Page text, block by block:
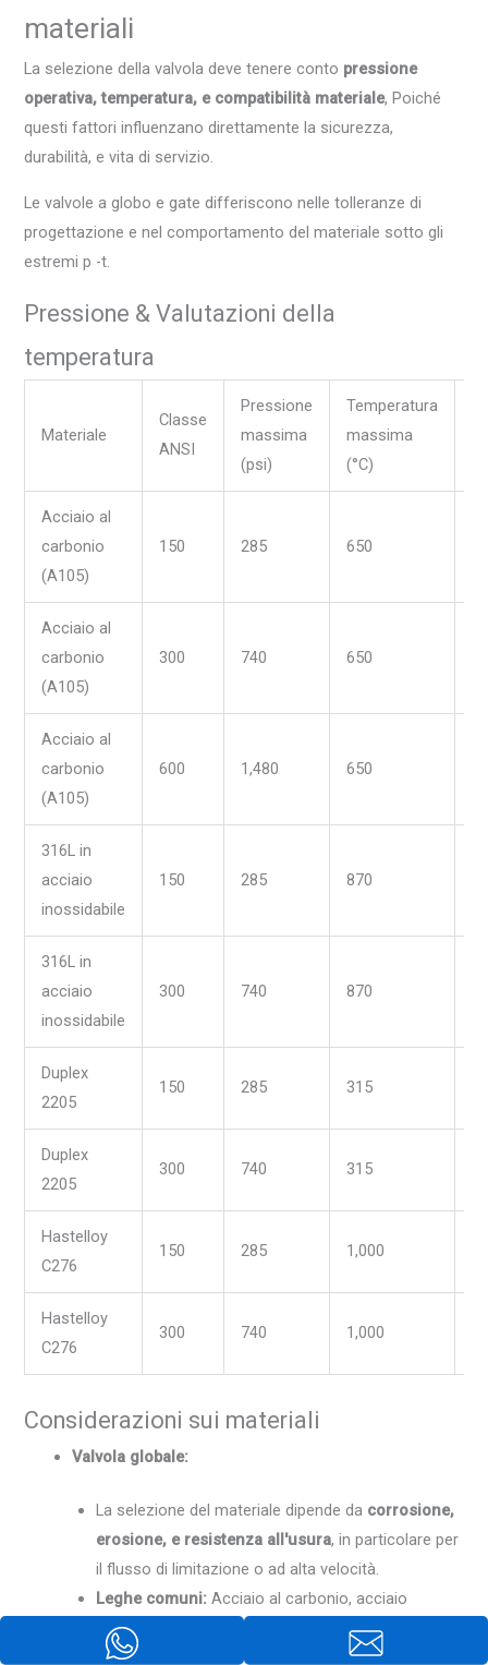
materiali
La selezione della valvola deve tenere conto pressione
operativa, temperatura, e compatibilità materiale, Poiché
questi fattori influenzano direttamente la sicurezza,
durabilità, e vita di servizio.
Le valvole a globo e gate differiscono nelle tolleranze di
progettazione e nel comportamento del materiale sotto gli
estremi p -t.
Pressione & Valutazioni della
temperatura
Materiale
Classe
ANSI
Pressione
massima
(psi)
Temperatura
massima
(°C)
Acciaio al
carbonio
(A105)
150 285 650
Acciaio al
carbonio
(A105)
300 740 650
Acciaio al
carbonio
(A105)
600 1,480 650
316L in
acciaio
inossidabile
150 285 870
316L in
acciaio
inossidabile
300 740 870
Duplex
2205
150 285 315
Duplex
2205
300 740 315
Hastelloy
C276
150 285 1,000
Hastelloy
C276
300 740 1,000
Considerazioni sui materiali
Valvola globale:
La selezione del materiale dipende da corrosione,
erosione, e resistenza all'usura, in particolare per
il flusso di limitazione o ad alta velocità.
Leghe comuni: Acciaio al carbonio, acciaio
inossidabile (304/316/316l), duplex, leghe di nichel
(Hastelloy, Monel) per sostanze chimiche